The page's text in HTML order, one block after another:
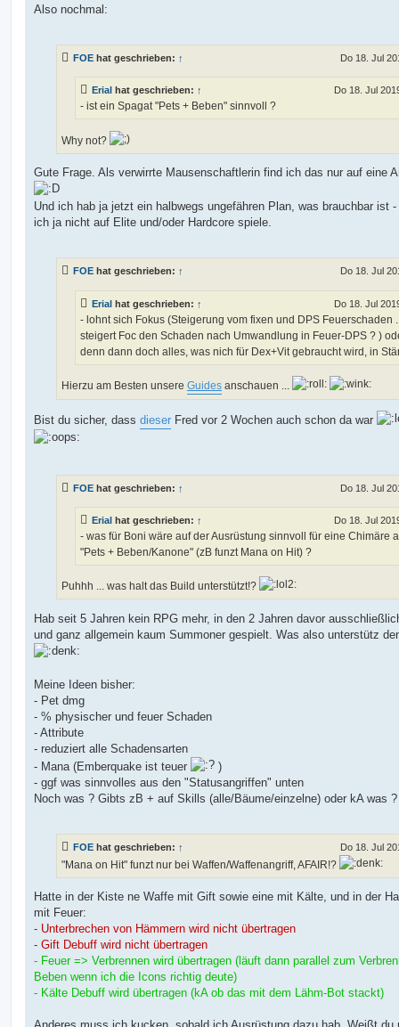
Also nochmal:
FOE hat geschrieben: ↑ Do 18. Jul
Erial hat geschrieben: ↑ Do 18. Jul
- ist ein Spagat "Pets + Beben" sinnvoll ?
Why not?
Gute Frage. Als verwirrte Mausenschaftlerin find ich das nur auf eine
Und ich hab ja jetzt ein halbwegs ungefähren Plan, was brauchbar ist
ich ja nicht auf Elite und/oder Hardcore spiele.
FOE hat geschrieben: ↑ Do 18. Jul
Erial hat geschrieben: ↑ Do 18. Jul
- lohnt sich Fokus (Steigerung vom fixen und DPS Feuerschaden
steigert Foc den Schaden nach Umwandlung in Feuer-DPS ? )
denn dann doch alles, was nich für Dex+Vit gebraucht wird, in
Hierzu am Besten unsere Guides anschauen ...
Bist du sicher, dass dieser Fred vor 2 Wochen auch schon da war
FOE hat geschrieben: ↑ Do 18. Jul
Erial hat geschrieben: ↑ Do 18. Jul
- was für Boni wäre auf der Ausrüstung sinnvoll für eine Chimäre
"Pets + Beben/Kanone" (zB funzt Mana on Hit) ?
Puhhh ... was halt das Build unterstützt!?
Hab seit 5 Jahren kein RPG mehr, in den 2 Jahren davor
und ganz allgemein kaum Summoner gespielt. Was also unterstütz
Meine Ideen bisher:
- Pet dmg
- % physischer und feuer Schaden
- Attribute
- reduziert alle Schadensarten
- Mana (Emberquake ist teuer
)
- ggf was sinnvolles aus den "Statusangriffen" unten
Noch was ? Gibts zB + auf Skills (alle/Bäume/einzelne) oder kA was ?
FOE hat geschrieben: ↑ Do 18. Jul
"Mana on Hit" funzt nur bei Waffen/Waffenangriff, AFAIR!?
Hatte in der Kiste ne Waffe mit Gift sowie eine mit Kälte, und in der
mit Feuer:
- Unterbrechen von Hämmern wird nicht übertragen
- Gift Debuff wird nicht übertragen
- Feuer => Verbrennen wird übertragen (läuft dann parallel zum
Beben wenn ich die Icons richtig deute)
- Kälte Debuff wird übertragen (kA ob das mit dem Lähm-Bot stackt)